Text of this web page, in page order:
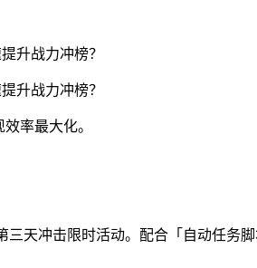
率最大化。
天冲击限时活动。配合「自动任务脚